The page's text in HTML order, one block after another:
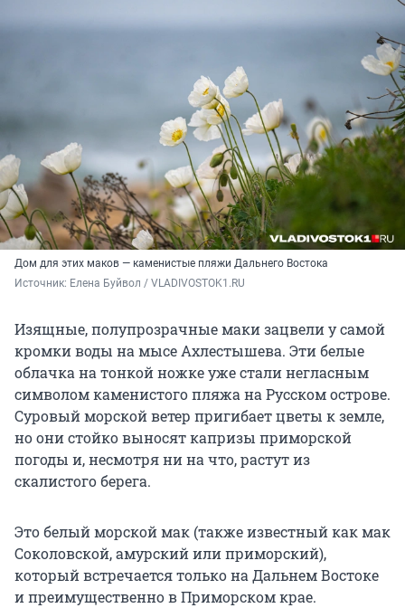
Дом для этих маков — каменистые пляжи Дальнего Востока
Источник: Елена Буйвол / VLADIVOSTOK1.RU
Изящные, полупрозрачные маки зацвели у самой
кромки воды на мысе Ахлестышева. Эти белые
облачка на тонкой ножке уже стали негласным
символом каменистого пляжа на Русском острове.
Суровый морской ветер пригибает цветы к земле,
но они стойко выносят капризы приморской
погоды и, несмотря ни на что, растут из
скалистого берега.
Это белый морской мак (также известный как мак
Соколовской, амурский или приморский),
который встречается только на Дальнем Востоке
и преимущественно в Приморском крае.